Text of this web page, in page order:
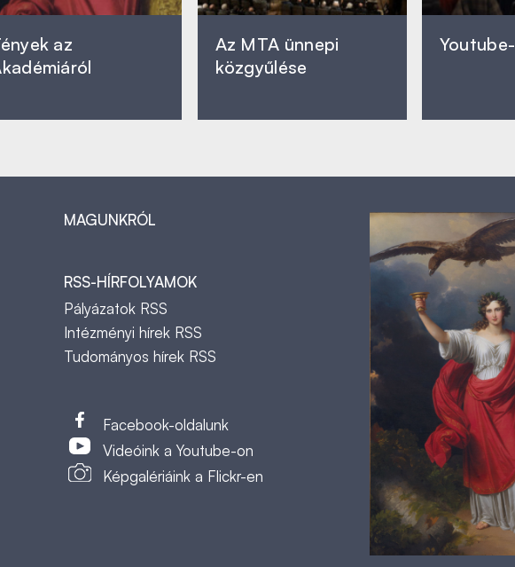
az
Az MTA ünnepi
közgyűlése
MAGUNKRÓL
RSS-HÍRFOLYAMOK
Pályázatok RSS
Intézményi hírek RSS
Tudományos hírek RSS
Facebook-oldalunk
Videóink a Youtube-on
Képgalériáink a Flickr-en